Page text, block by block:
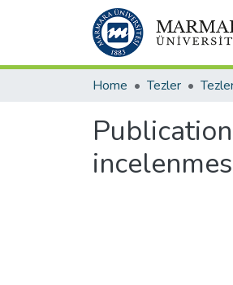
Home Tezler